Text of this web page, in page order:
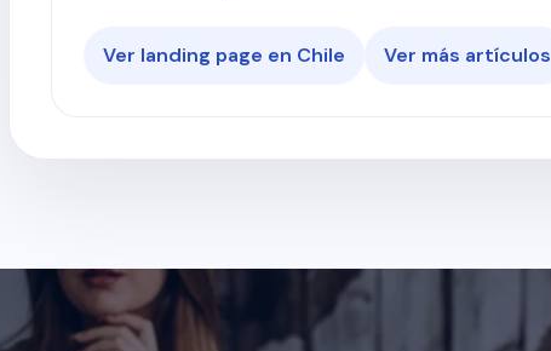
Ver landing page en Chile Ver más artículos